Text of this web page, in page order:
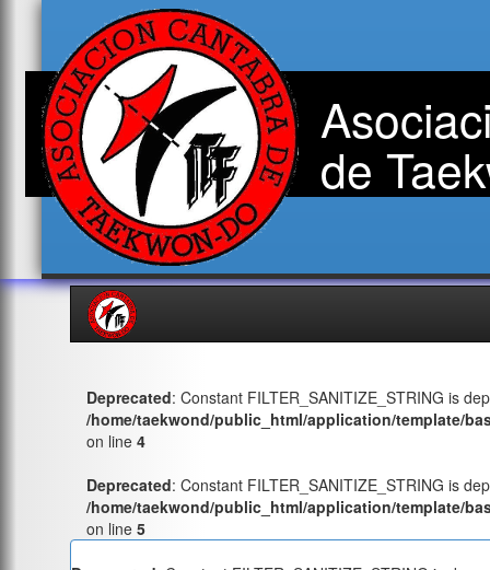
de
Deprecated: Constant FILTER_SANITIZE_STRING is
/home/taekwond/public_html/application/template/
on line 4
Deprecated: Constant FILTER_SANITIZE_STRING is
/home/taekwond/public_html/application/template/
on line 5